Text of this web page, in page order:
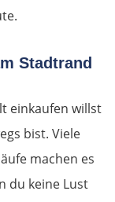
Stadtrand
einkaufen willst
bist. Viele
machen es
du keine Lust